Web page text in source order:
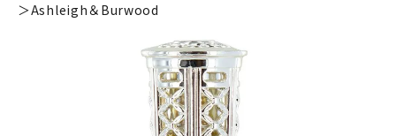
＞Ashleigh＆Burwood